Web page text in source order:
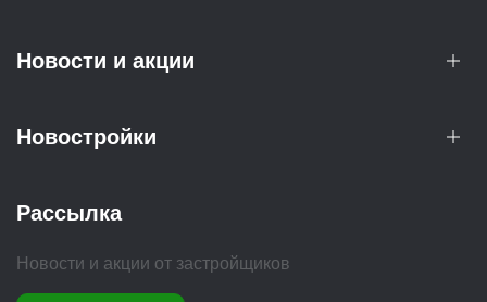
Новости и акции
Новостройки
Рассылка
Новости и акции от застройщиков